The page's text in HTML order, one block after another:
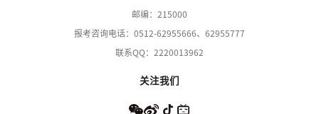
邮编：215000
报考咨询电话：0512-62955666、62955777
联系QQ：2220013962
关注我们